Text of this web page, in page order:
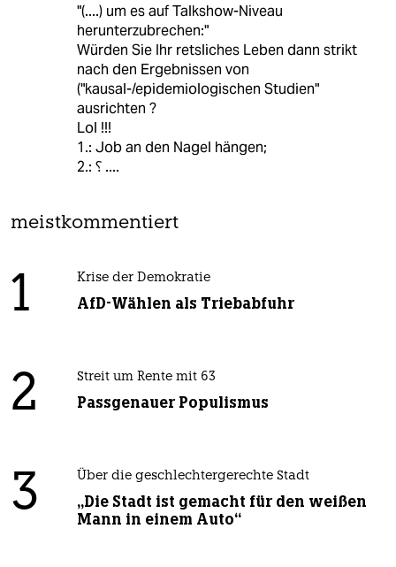
"(....) um es auf Talkshow-Niveau
herunterzubrechen:"
Würden Sie Ihr retsliches Leben dann strikt
nach den Ergebnissen von
("kausal-/epidemiologischen Studien"
ausrichten ?
Lol !!!
1.: Job an den Nagel hängen;
2.: ⸮ ....
meistkommentiert
1 Krise der Demokratie
AfD-Wählen als Triebabfuhr
2 Streit um Rente mit 63
Passgenauer Populismus
3 Über die geschlechtergerechte Stadt
„Die Stadt ist gemacht für den weißen
Mann in einem Auto“